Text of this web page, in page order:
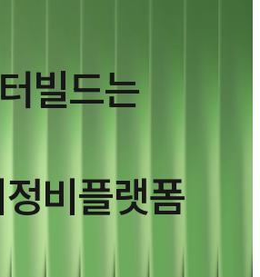
빌드는
비플랫폼